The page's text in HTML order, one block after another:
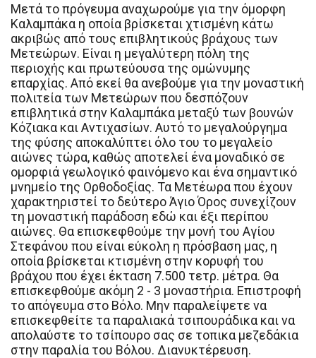
Μετά το πρόγευμα αναχωρούμε για την όμορφη
Καλαμπάκα η οποία βρίσκεται χτισμένη κάτω
ακριβώς από τους επιβλητικούς βράχους των
Μετεώρων. Είναι η μεγαλύτερη πόλη της
περιοχής και πρωτεύουσα της ομώνυμης
επαρχίας. Από εκεί θα ανεβούμε για την μοναστική
πολιτεία των Μετεώρων που δεσπόζουν
επιβλητικά στην Καλαμπάκα μεταξύ των βουνών
Κόζιακα και Αντιχασίων. Αυτό το μεγαλούργημα
της φύσης αποκαλύπτει όλο του το μεγαλείο
αιώνες τώρα, καθώς αποτελεί ένα μοναδικό σε
ομορφιά γεωλογικό φαινόμενο και ένα σημαντικό
μνημείο της Ορθοδοξίας. Τα Μετέωρα που έχουν
χαρακτηριστεί το δεύτερο Άγιο Όρος συνεχίζουν
τη μοναστική παράδοση εδώ και έξι περίπου
αιώνες. Θα επισκεφθούμε την μονή του Αγίου
Στεφάνου που είναι εύκολη η πρόσβαση μας, η
οποία βρίσκεται κτισμένη στην κορυφή του
βράχου που έχει έκταση 7.500 τετρ. μέτρα. Θα
επισκεφθούμε ακόμη 2 - 3 μοναστήρια. Επιστροφή
το απόγευμα στο Βόλο. Μην παραλείψετε να
επισκεφθείτε τα παραλιακά τσιπουράδικα και να
απολαύστε το τσίπουρο σας σε τοπικα μεζεδάκια
στην παραλία του Βόλου. Διανυκτέρευση.